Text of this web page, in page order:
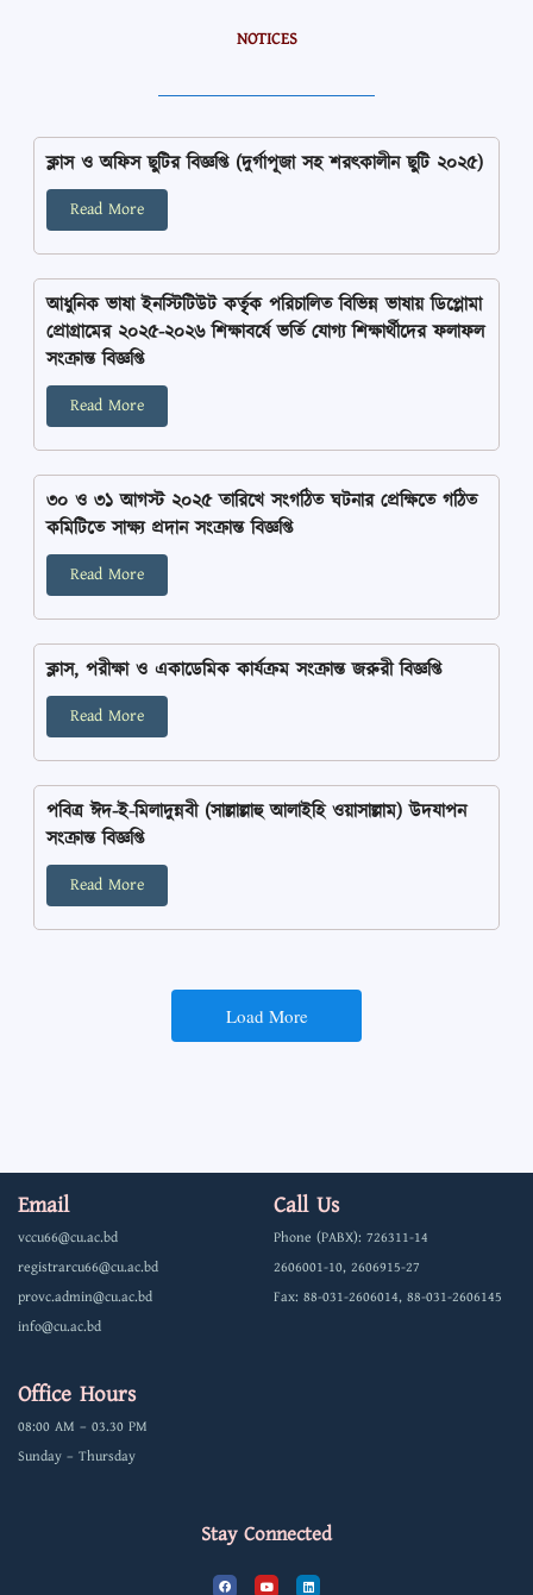
NOTICES
ক্লাস ও অফিস ছুটির বিজ্ঞপ্তি (দুর্গাপূজা সহ শরৎকালীন ছুটি ২০২৫)
Read More
আধুনিক ভাষা ইনস্টিটিউট কর্তৃৃক পরিচালিত বিভিন্ন ভাষায় ডিপ্লোমা
প্রোগ্রামের ২০২৫-২০২৬ শিক্ষাবর্ষে ভর্তি যোগ্য শিক্ষার্থীদের ফলাফল
সংক্রান্ত বিজ্ঞপ্তি
Read More
৩০ ও ৩১ আগস্ট ২০২৫ তারিখে সংগঠিত ঘটনার প্রেক্ষিতে গঠিত
কমিটিতে সাক্ষ্য প্রদান সংক্রান্ত বিজ্ঞপ্তি
Read More
ক্লাস, পরীক্ষা ও একাডেমিক কার্যক্রম সংক্রান্ত জরুরী বিজ্ঞপ্তি
Read More
পবিত্র ঈদ-ই-মিলাদুন্নবী (সাল্লাল্লাহু আলাইহি ওয়াসাল্লাম) উদযাপন
সংক্রান্ত বিজ্ঞপ্তি
Read More
Load More
Email
vccu66@cu.ac.bd
registrarcu66@cu.ac.bd
provc.admin@cu.ac.bd
info@cu.ac.bd
Call Us
Phone (PABX): 726311-14
2606001-10, 2606915-27
Fax: 88-031-2606014, 88-031-2606145
Office Hours
08:00 AM – 03.30 PM
Sunday – Thursday
Stay Connected
F
a
Y
o
L
i